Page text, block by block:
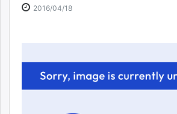
Baabar.mn
Eguur.mn
2016/04/182016-
2026-